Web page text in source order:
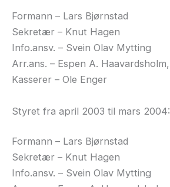
Formann – Lars Bjørnstad
Sekretær – Knut Hagen
Info.ansv. – Svein Olav Mytting
Arr.ans. – Espen A. Haavardsholm,
Kasserer – Ole Enger
Styret fra april 2003 til mars 2004:
Formann – Lars Bjørnstad
Sekretær – Knut Hagen
Info.ansv. – Svein Olav Mytting